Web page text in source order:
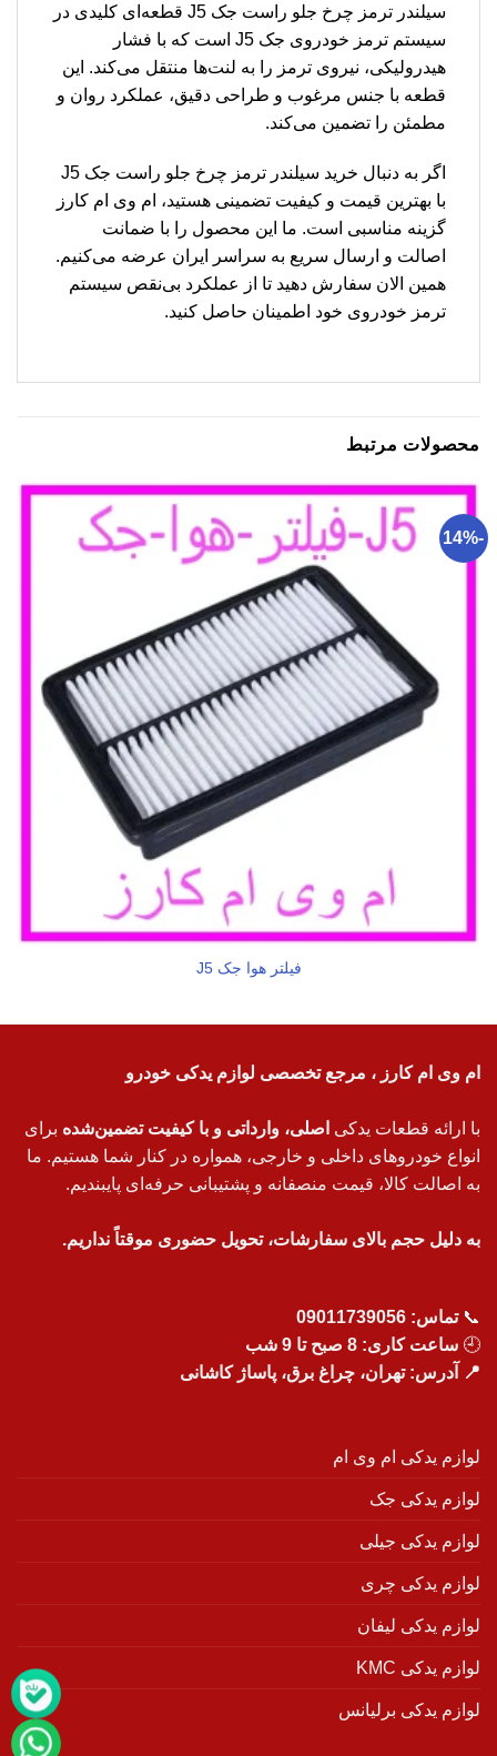
سیلندر ترمز چرخ جلو راست جک J5 قطعه‌ای کلیدی در
سیستم ترمز خودروی جک J5 است که با فشار
هیدرولیکی، نیروی ترمز را به لنت‌ها منتقل می‌کند. این
قطعه با جنس مرغوب و طراحی دقیق، عملکرد روان و
مطمئن را تضمین می‌کند.
اگر به دنبال خرید سیلندر ترمز چرخ جلو راست جک J5
با بهترین قیمت و کیفیت تضمینی هستید، ام وی ام کارز
گزینه مناسبی است. ما این محصول را با ضمانت
اصالت و ارسال سریع به سراسر ایران عرضه می‌کنیم.
همین الان سفارش دهید تا از عملکرد بی‌نقص سیستم
ترمز خودروی خود اطمینان حاصل کنید.
محصولات مرتبط
-14%
فیلتر هوا جک J5
ام وی ام کارز ، مرجع تخصصی لوازم یدکی خودرو
با ارائه قطعات یدکی اصلی، وارداتی و با کیفیت تضمین‌شده برای
انواع خودروهای داخلی و خارجی، همواره در کنار شما هستیم. ما
به اصالت کالا، قیمت منصفانه و پشتیبانی حرفه‌ای پایبندیم.
به دلیل حجم بالای سفارشات، تحویل حضوری موقتاً نداریم.
📞تماس: 09011739056
🕘 ساعت کاری: 8 صبح تا 9 شب
📍 آدرس: تهران، چراغ برق، پاساژ کاشانی
لوازم یدکی ام وی ام
لوازم یدکی جک
لوازم یدکی جیلی
لوازم یدکی چری
لوازم یدکی لیفان
لوازم یدکی KMC
لوازم یدکی برلیانس